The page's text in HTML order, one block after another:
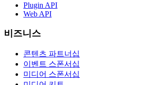
Plugin API
Web API
비즈니스
콘텐츠 파트너십
이벤트 스폰서십
미디어 스폰서십